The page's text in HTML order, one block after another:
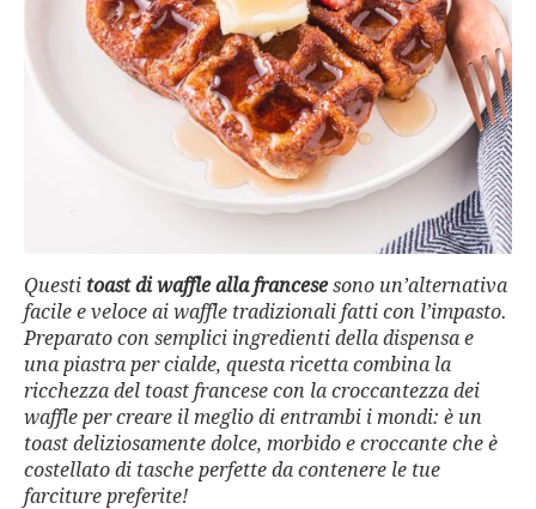
Questi toast di waffle alla francesesono un’alternativa
facile e veloce ai waffle tradizionali fatti con l’impasto.
Preparato con semplici ingredienti della dispensa e
una piastra per cialde, questa ricetta combina la
ricchezza del toast francese con la croccantezza dei
waffle per creare il meglio di entrambi i mondi: è un
toast deliziosamente dolce, morbido e croccante che è
costellato di tasche perfette da contenere le tue
farciture preferite!